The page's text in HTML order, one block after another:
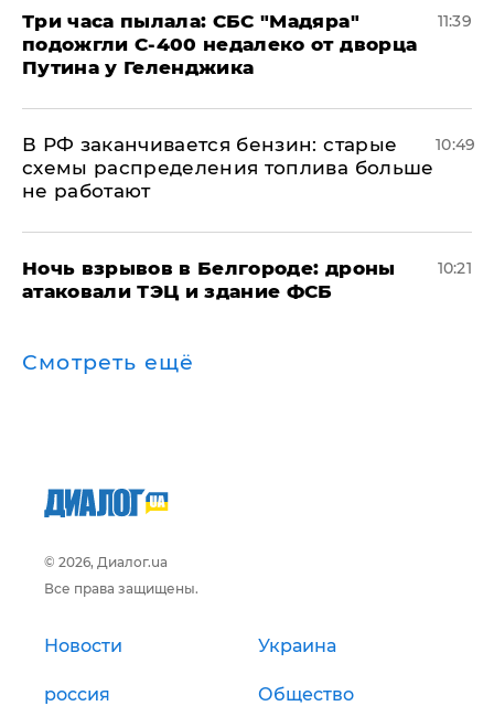
Три часа пылала: СБС "Мадяра"
подожгли С-400 недалеко от дворца
Путина у Геленджика
11:39
​В РФ заканчивается бензин: старые
схемы распределения топлива больше
не работают
10:49
​Ночь взрывов в Белгороде: дроны
атаковали ТЭЦ и здание ФСБ
10:21
Смотреть ещё
© 2026, Диалог.ua
Все права защищены.
Новости Украина
россия Общество